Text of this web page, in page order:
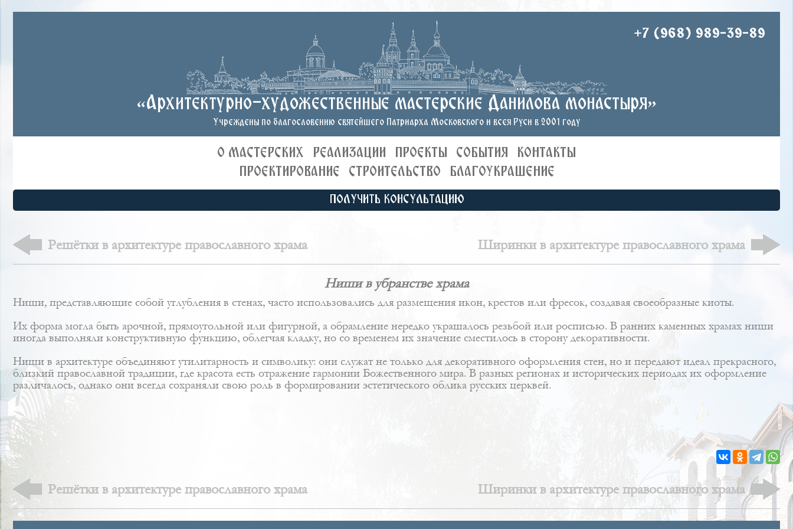
+7 (968) 989-39-89
«Архитектурно-художественные мастерские Данилова монастыря»
Учреждены по благословению святейшего Патриарха Московского и всея Руси в 2001 году
О МАСТЕРСКИХ РЕАЛИЗАЦИИ ПРОЕКТЫ СОБЫТИЯ
КОНТАКТЫ
ПРОЕКТИРОВАНИЕ
СТРОИТЕЛЬСТВО БЛАГОУКРАШЕНИЕ
ПОЛУЧИТЬ КОНСУЛЬТАЦИЮ
Решётки в архитектуре православного храма Ширинки в архитектуре православного храма
Ниши в убранстве храма
Ниши, представляющие собой углубления в стенах, часто использовались для размещения икон, крестов или фресок, создавая своеобразные киоты.
Их форма могла быть арочной, прямоугольной или фигурной, а обрамление нередко украшалось резьбой или росписью. В ранних каменных храмах ниши
иногда выполняли конструктивную функцию, облегчая кладку, но со временем их значение сместилось в сторону декоративности.
Ниши в архитектуре объединяют утилитарность и символику: они служат не только для декоративного оформления стен, но и передают идеал прекрасного,
близкий православной традиции, где красота есть отражение гармонии Божественного мира. В разных регионах и исторических периодах их оформление
различалось, однако они всегда сохраняли свою роль в формировании эстетического облика русских церквей.
Решётки в архитектуре православного храма Ширинки в архитектуре православного храма